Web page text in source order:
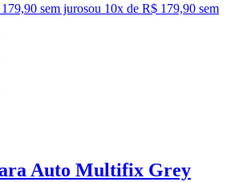
sem jurosou 10x de R$ 179,90 sem
Auto Multifix Grey